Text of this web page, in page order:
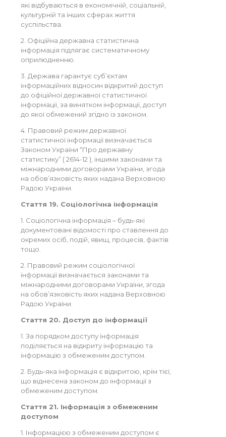
які відбуваються в економічній, соціальній,
культурній та інших сферах життя
суспільства.
2. Офіційна державна статистична
інформація підлягає систематичному
оприлюдненню.
3. Держава гарантує суб’єктам
інформаційних відносин відкритий доступ
до офіційної державної статистичної
інформації, за винятком інформації, доступ
до якої обмежений згідно із законом.
4. Правовий режим державної
статистичної інформації визначається
Законом України “Про державну
статистику” ( 2614-12 ), іншими законами та
міжнародними договорами України, згода
на обов’язковість яких надана Верховною
Радою України.
Стаття 19. Соціологічна інформація
1. Соціологічна інформація – будь-які
документовані відомості про ставлення до
окремих осіб, подій, явищ, процесів, фактів
тощо.
2. Правовий режим соціологічної
інформації визначається законами та
міжнародними договорами України, згода
на обов’язковість яких надана Верховною
Радою України.
Стаття 20. Доступ до інформації
1. За порядком доступу інформація
поділяється на відкриту інформацію та
інформацію з обмеженим доступом.
2. Будь-яка інформація є відкритою, крім тієї,
що віднесена законом до інформації з
обмеженим доступом.
Стаття 21. Інформація з обмеженим
доступом
1. Інформацією з обмеженим доступом є